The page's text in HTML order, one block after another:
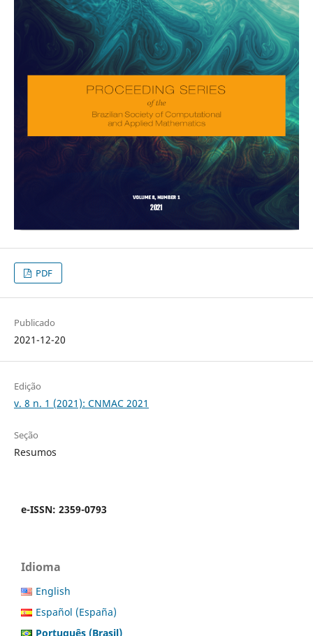
PDF
Publicado
2021-12-20
Edição
v. 8 n. 1 (2021): CNMAC 2021
Seção
Resumos
e-ISSN: 2359-0793
Idioma
English
Español (España)
Português (Brasil)